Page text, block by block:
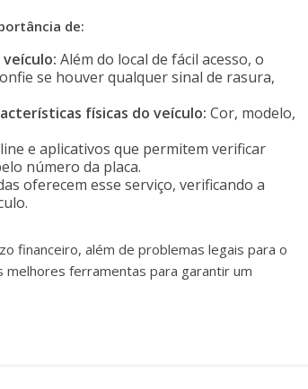
de:
Além do local de fácil acesso, o
se houver qualquer sinal de rasura,
físicas do veículo: Cor, modelo,
e aplicativos que permitem verificar
número da placa.
oferecem esse serviço, verificando a
financeiro, além de problemas legais para o
melhores ferramentas para garantir um